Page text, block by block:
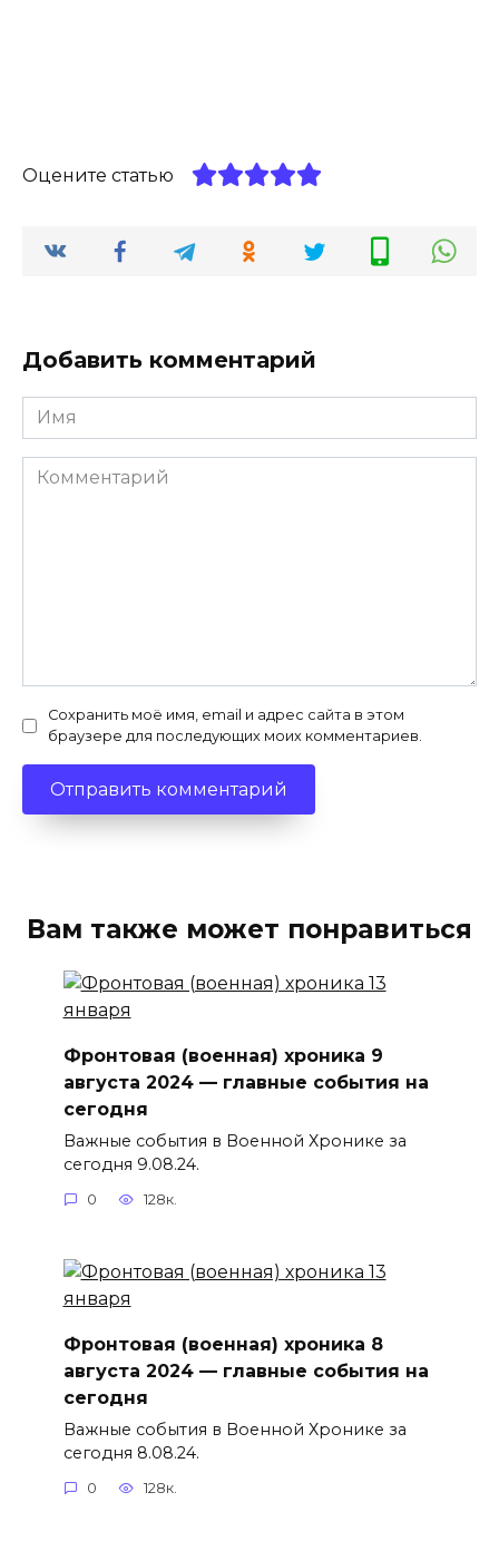
Оцените статью
Добавить комментарий
Имя
*
Комментарий
Сохранить моё имя, email и адрес сайта в этом
браузере для последующих моих комментариев.
Вам также может понравиться
Фронтовая (военная) хроника 9
августа 2024 — главные события на
сегодня
Важные события в Военной Хронике за
сегодня 9.08.24.
0 128к.
Фронтовая (военная) хроника 8
августа 2024 — главные события на
сегодня
Важные события в Военной Хронике за
сегодня 8.08.24.
0 128к.